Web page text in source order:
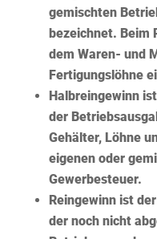
gemischten
bezeichnet. Beim
dem Waren- und
Fertigungslöhne
Halbreingewinnist
der
Gehälter, Löhne
eigenen oder
Gewerbesteuer.
Reingewinnist der
der noch nicht